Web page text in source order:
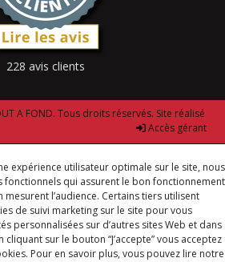
228 avis clients
A FOND. Tous droits réservés. Site réalisé
Accès gérant
expérience utilisateur optimale sur le site, nous
fonctionnels qui assurent le bon fonctionnement
mesurent l’audience. Certains tiers utilisent
de suivi marketing sur le site pour vous
personnalisées sur d’autres sites Web et dans
cliquant sur le bouton “J’accepte” vous acceptez
Pour en savoir plus, vous pouvez lire notre